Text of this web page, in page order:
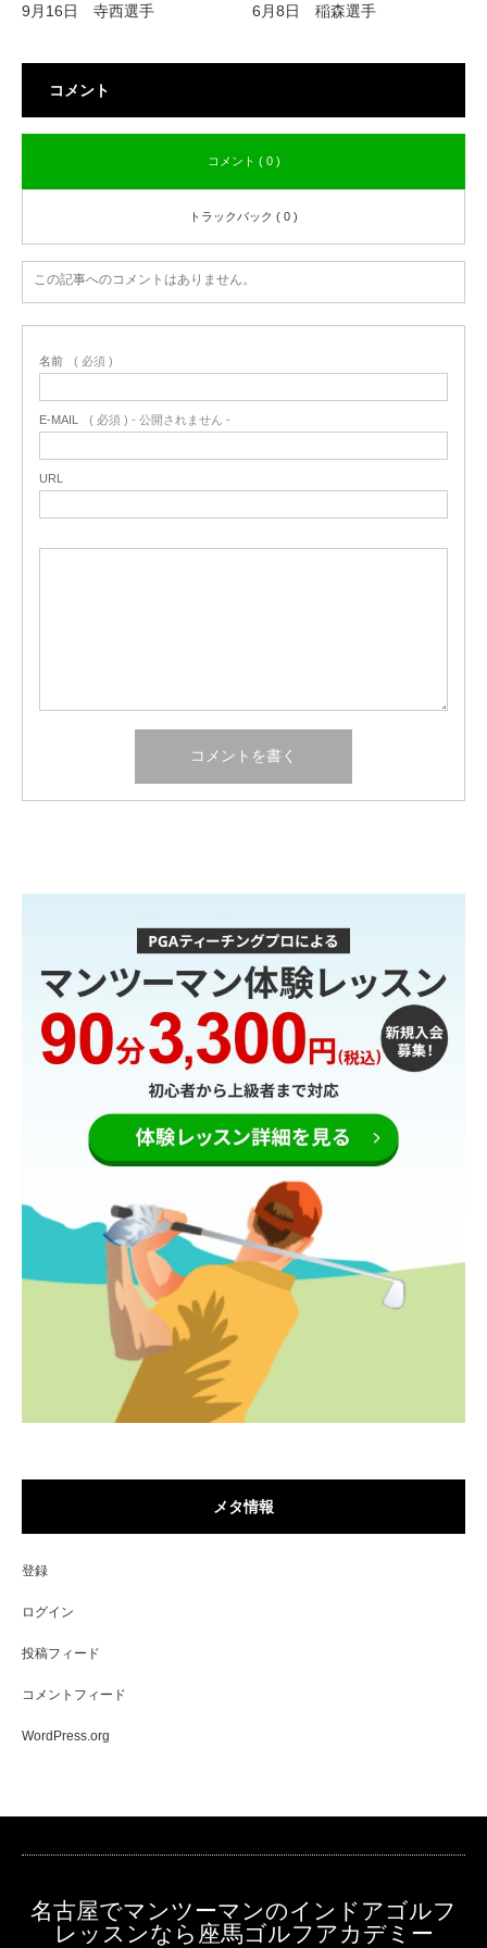
9月16日 寺西選手 6月8日 稲森選手
コメント
コメント ( 0 )
トラックバック ( 0 )
この記事へのコメントはありません。
名前 ( 必須 )
E-MAIL ( 必須 ) - 公開されません -
URL
メタ情報
登録
ログイン
投稿フィード
コメントフィード
WordPress.org
名古屋でマンツーマンのインドアゴルフ
レッスンなら座馬ゴルフアカデミー